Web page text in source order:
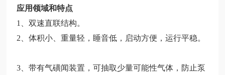
应用领域和特点
1
、双速直联结构。
2 、体积小、重量轻，睡音低，启动方便，运行平稳。
3 、带有气磺闻装置，可抽取少量可能性气体，防止泵